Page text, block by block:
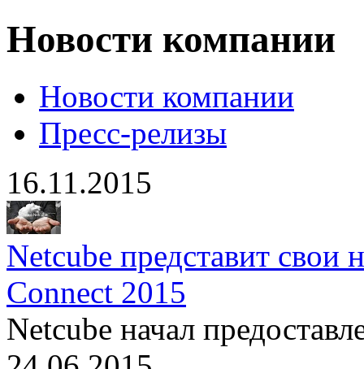
Новости компании
Новости компании
Пресс-релизы
16.11.2015
Netcube представит свои
Connect 2015
Netcube начал